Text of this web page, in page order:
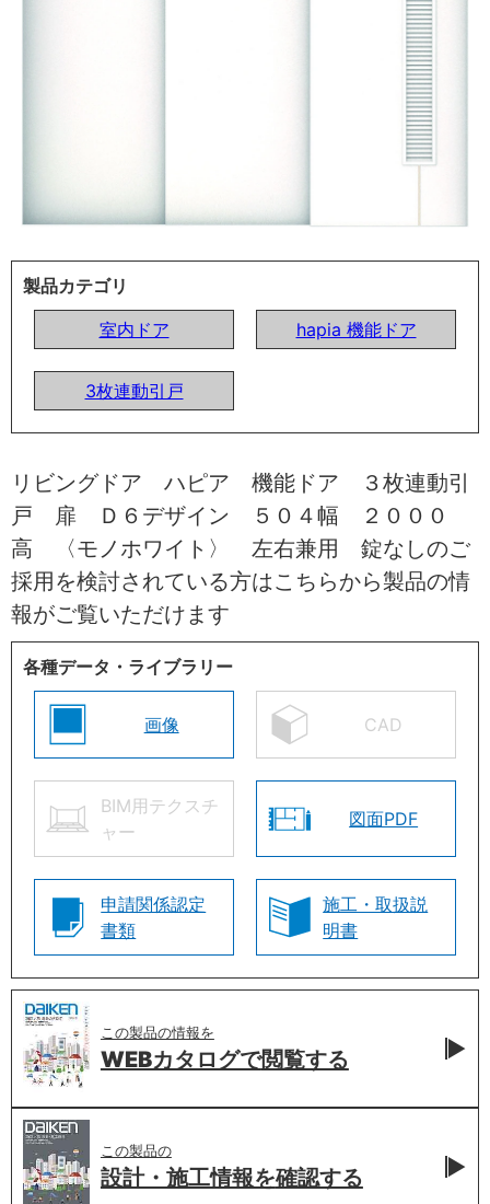
製品カテゴリ
室内ドア
hapia 機能ドア
3枚連動引戸
リビングドア ハピア 機能ドア ３枚連動引
戸 扉 Ｄ６デザイン ５０４幅 ２０００
高 〈モノホワイト〉 左右兼用 錠なしのご
採用を検討されている方はこちらから製品の情
報がご覧いただけます
各種データ・ライブラリー
画像 CAD
BIM用テクスチ
ャー
図面PDF
申請関係認定
書類
施工・取扱説
明書
この製品の情報を
WEBカタログで閲覧する
この製品の
設計・施工情報を確認する